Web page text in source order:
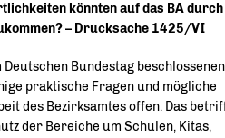
könnten auf das BA durch
– Drucksache 1425/VI
Bundestag beschlossenen
praktische Fragen und mögliche
des Bezirksamtes offen. Das
der Bereiche um Schulen, Kitas,